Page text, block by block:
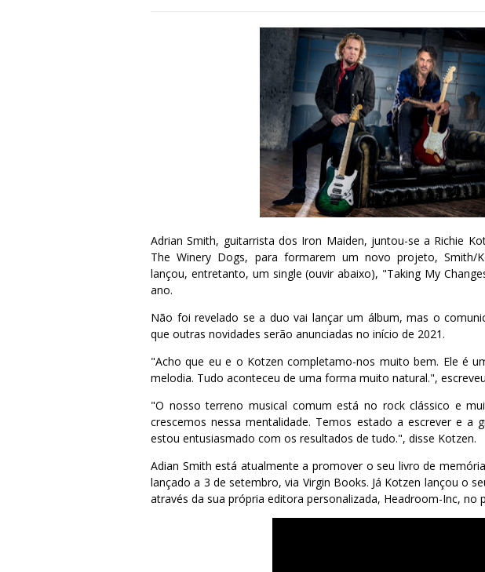
Adrian Smith, guitarrista dos Iron Maiden, juntou-se a Richie
The Winery Dogs, para formarem um novo projeto, Smith/
lançou, entretanto, um single (ouvir abaixo), "Taking My
ano.
Não foi revelado se a duo vai lançar um álbum, mas o
que outras novidades serão anunciadas no início de 2021.
"Acho que eu e o Kotzen completamo-nos muito bem. Ele é
melodia. Tudo aconteceu de uma forma muito natural.",
"O nosso terreno musical comum está no rock clássico e
crescemos nessa mentalidade. Temos estado a escrever e a
estou entusiasmado com os resultados de tudo.", disse Kotzen.
Adian Smith está atualmente a promover o seu livro de
lançado a 3 de setembro, via Virgin Books. Já Kotzen lançou o
através da sua própria editora personalizada, Headroom-Inc, no